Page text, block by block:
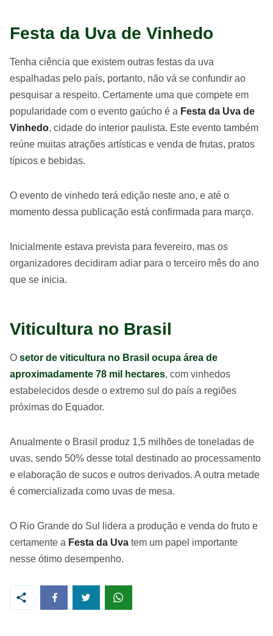
Festa da Uva de Vinhedo
Tenha ciência que existem outras festas da uva
espalhadas pelo país, portanto, não vá se confundir ao
pesquisar a respeito. Certamente uma que compete em
popularidade com o evento gaúcho é a Festa da Uva de
Vinhedo, cidade do interior paulista. Este evento também
reúne muitas atrações artísticas e venda de frutas, pratos
típicos e bebidas.
O evento de vinhedo terá edição neste ano, e até o
momento dessa publicação está confirmada para março.
Inicialmente estava prevista para fevereiro, mas os
organizadores decidiram adiar para o terceiro mês do ano
que se inicia.
Viticultura no Brasil
O setor de viticultura no Brasil ocupa área de
aproximadamente 78 mil hectares, com vinhedos
estabelecidos desde o extremo sul do país a regiões
próximas do Equador.
Anualmente o Brasil produz 1,5 milhões de toneladas de
uvas, sendo 50% desse total destinado ao processamento
e elaboração de sucos e outros derivados. A outra metade
é comercializada como uvas de mesa.
O Rio Grande do Sul lidera a produção e venda do fruto e
certamente a Festa da Uva tem um papel importante
nesse ótimo desempenho.